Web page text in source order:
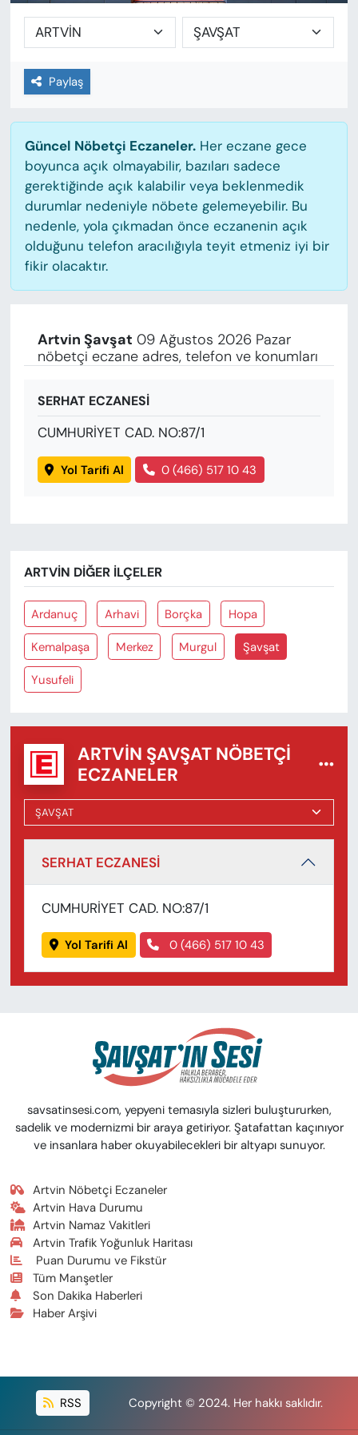
Paylaş
Güncel Nöbetçi Eczaneler.Her eczane gece
boyunca açık olmayabilir, bazıları sadece
gerektiğinde açık kalabilir veya beklenmedik
durumlar nedeniyle nöbete gelemeyebilir. Bu
nedenle, yola çıkmadan önce eczanenin açık
olduğunu telefon aracılığıyla teyit etmeniz iyi bir
fikir olacaktır.
Artvin Şavşat 09 Ağustos 2026 Pazar
nöbetçi eczane adres, telefon ve konumları
SERHAT ECZANESİ
CUMHURİYET CAD. NO:87/1
Yol Tarifi Al 0 (466) 517 10 43
ARTVIN DIĞER İLÇELER
Ardanuç Arhavi Borçka Hopa
Kemalpaşa Merkez Murgul Şavşat
Yusufeli
ARTVIN ŞAVŞAT NÖBETÇI
ECZANELER
SERHAT ECZANESİ
CUMHURİYET CAD. NO:87/1
Yol Tarifi Al 0 (466) 517 10 43
savsatinsesi.com, yepyeni temasıyla sizleri buluştururken,
sadelik ve modernizmi bir araya getiriyor. Şatafattan kaçınıyor
ve insanlara haber okuyabilecekleri bir altyapı sunuyor.
Artvin Nöbetçi Eczaneler
Artvin Hava Durumu
Artvin Namaz Vakitleri
Artvin Trafik Yoğunluk Haritası
Puan Durumu ve Fikstür
Tüm Manşetler
Son Dakika Haberleri
Haber Arşivi
RSS Copyright © 2024. Her hakkı saklıdır.